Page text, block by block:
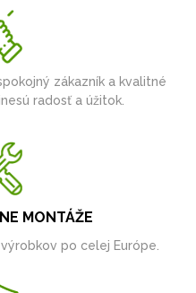
zákazník a kvalitné
radosť a úžitok.
MONTÁŽE
po celej Európe.